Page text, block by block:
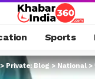
Sports
> Private: Blog>National>